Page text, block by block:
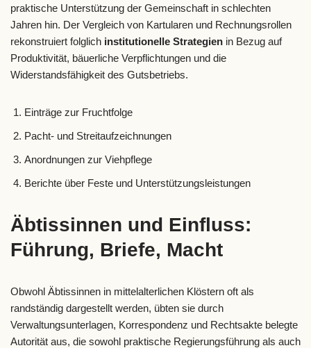
praktische Unterstützung der Gemeinschaft in schlechten
Jahren hin. Der Vergleich von Kartularen und Rechnungsrollen
rekonstruiert folglich institutionelle Strategien in Bezug auf
Produktivität, bäuerliche Verpflichtungen und die
Widerstandsfähigkeit des Gutsbetriebs.
Einträge zur Fruchtfolge
Pacht- und Streitaufzeichnungen
Anordnungen zur Viehpflege
Berichte über Feste und Unterstützungsleistungen
Äbtissinnen und Einfluss:
Führung, Briefe, Macht
Obwohl Äbtissinnen in mittelalterlichen Klöstern oft als
randständig dargestellt werden, übten sie durch
Verwaltungsunterlagen, Korrespondenz und Rechtsakte belegte
Autorität aus, die sowohl praktische Regierungsführung als auch